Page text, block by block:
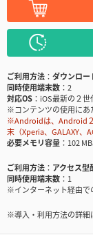
ご利用方法
ダウンロー
同時使用端末数
2
対応OS
iOS最新の２
※コンテンツの使用に
※Androidは、Android２
末（Xperia、GALAXY、
必要メモリ容量
102
ご利用方法
アクセス型
同時使用端末数
1
※インターネット経由で
※導入・利用方法の詳細